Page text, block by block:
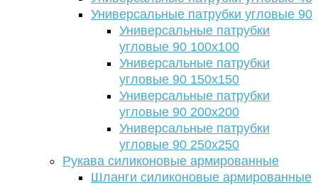
Универсальные патрубки угловые 90
Универсальные патрубки
угловые 90 100х100
Универсальные патрубки
угловые 90 150х150
Универсальные патрубки
угловые 90 200х200
Универсальные патрубки
угловые 90 250х250
Рукава силиконовые армированные
Шланги силиконовые армированные